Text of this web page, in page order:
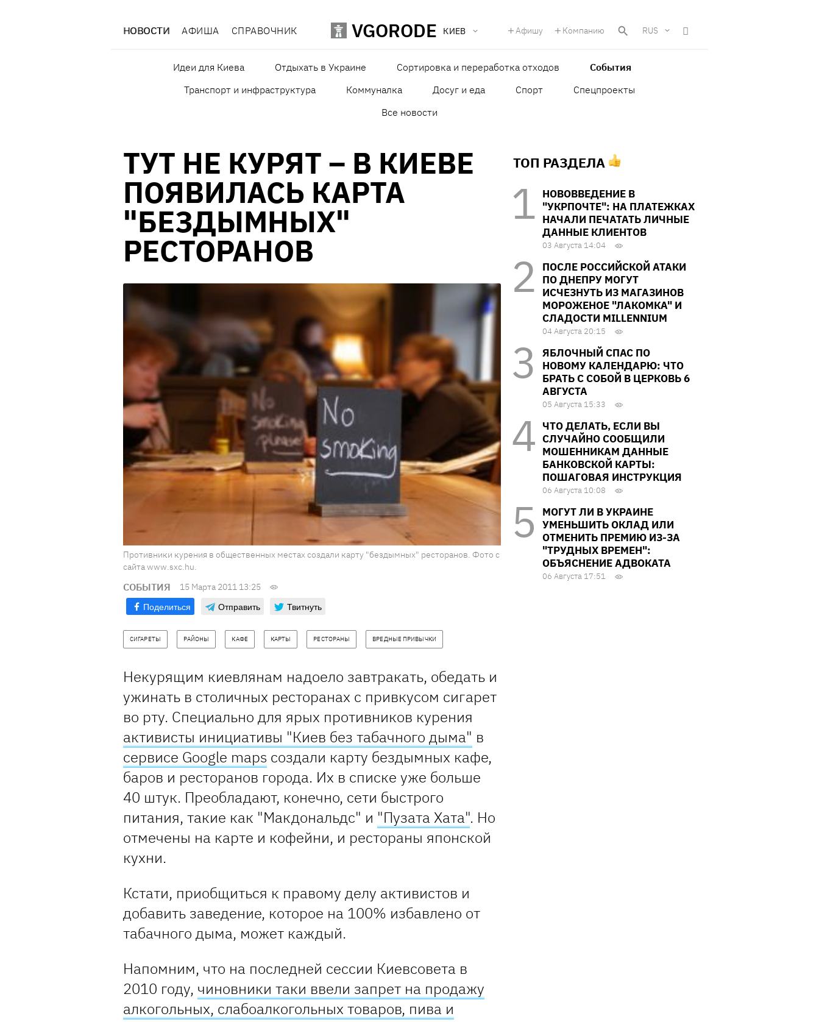
НОВОСТИ АФИША СПРАВОЧНИК VGORODE КИЕВ Афишу Компанию RUS
Идеи для Киева Отдыхать в Украине Сортировка и переработка отходов
События
Транспорт и инфраструктура
Коммуналка Досуг и еда Спорт
Спецпроекты
Все новости
ТУТ НЕ КУРЯТ – В КИЕВЕ
ПОЯВИЛАСЬ КАРТА
"БЕЗДЫМНЫХ"
РЕСТОРАНОВ
Противники курения в общественных местах создали карту "бездымных" ресторанов. Фото с
сайта www.sxc.hu.
СОБЫТИЯ 15 Марта 2011 13:25
Поделиться Отправить Твитнуть
СИГАРЕТЫ РАЙОНЫ КАФЕ КАРТЫ РЕСТОРАНЫ ВРЕДНЫЕ ПРИВЫЧКИ
Некурящим киевлянам надоело завтракать, обедать и
ужинать в столичных ресторанах с привкусом сигарет
во рту. Специально для ярых противников курения
активисты инициативы "Киев без табачного дыма" в
сервисе Google maps создали карту бездымных кафе,
баров и ресторанов города. Их в списке уже больше
40 штук. Преобладают, конечно, сети быстрого
питания, такие как "Макдональдс" и "Пузата Хата". Но
отмечены на карте и кофейни, и рестораны японской
кухни.
Кстати, приобщиться к правому делу активистов и
добавить заведение, которое на 100% избавлено от
табачного дыма, может каждый.
Напомним, что на последней сессии Киевсовета в
2010 году, чиновники таки ввели запрет на продажу
алкогольных, слабоалкогольных товаров, пива и
ТОП РАЗДЕЛА
НОВОВВЕДЕНИЕ В
"УКРПОЧТЕ": НА ПЛАТЕЖКАХ
НАЧАЛИ ПЕЧАТАТЬ ЛИЧНЫЕ
ДАННЫЕ КЛИЕНТОВ
03 Августа 14:04
ПОСЛЕ РОССИЙСКОЙ АТАКИ
ПО ДНЕПРУ МОГУТ
ИСЧЕЗНУТЬ ИЗ МАГАЗИНОВ
МОРОЖЕНОЕ "ЛАКОМКА" И
СЛАДОСТИ MILLENNIUM
04 Августа 20:15
ЯБЛОЧНЫЙ СПАС ПО
НОВОМУ КАЛЕНДАРЮ: ЧТО
БРАТЬ С СОБОЙ В ЦЕРКОВЬ 6
АВГУСТА
05 Августа 15:33
ЧТО ДЕЛАТЬ, ЕСЛИ ВЫ
СЛУЧАЙНО СООБЩИЛИ
МОШЕННИКАМ ДАННЫЕ
БАНКОВСКОЙ КАРТЫ:
ПОШАГОВАЯ ИНСТРУКЦИЯ
06 Августа 10:08
МОГУТ ЛИ В УКРАИНЕ
УМЕНЬШИТЬ ОКЛАД ИЛИ
ОТМЕНИТЬ ПРЕМИЮ ИЗ-ЗА
"ТРУДНЫХ ВРЕМЕН":
ОБЪЯСНЕНИЕ АДВОКАТА
06 Августа 17:51